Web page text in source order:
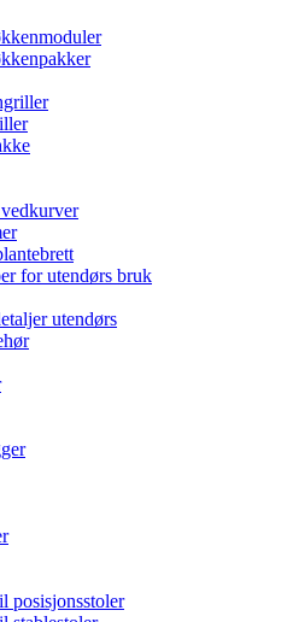
for utendørs bruk
utendørs
posisjonsstoler